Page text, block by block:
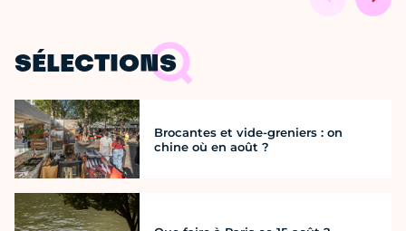
SÉLECTIONS
Brocantes et vide-greniers : on
chine où en août ?